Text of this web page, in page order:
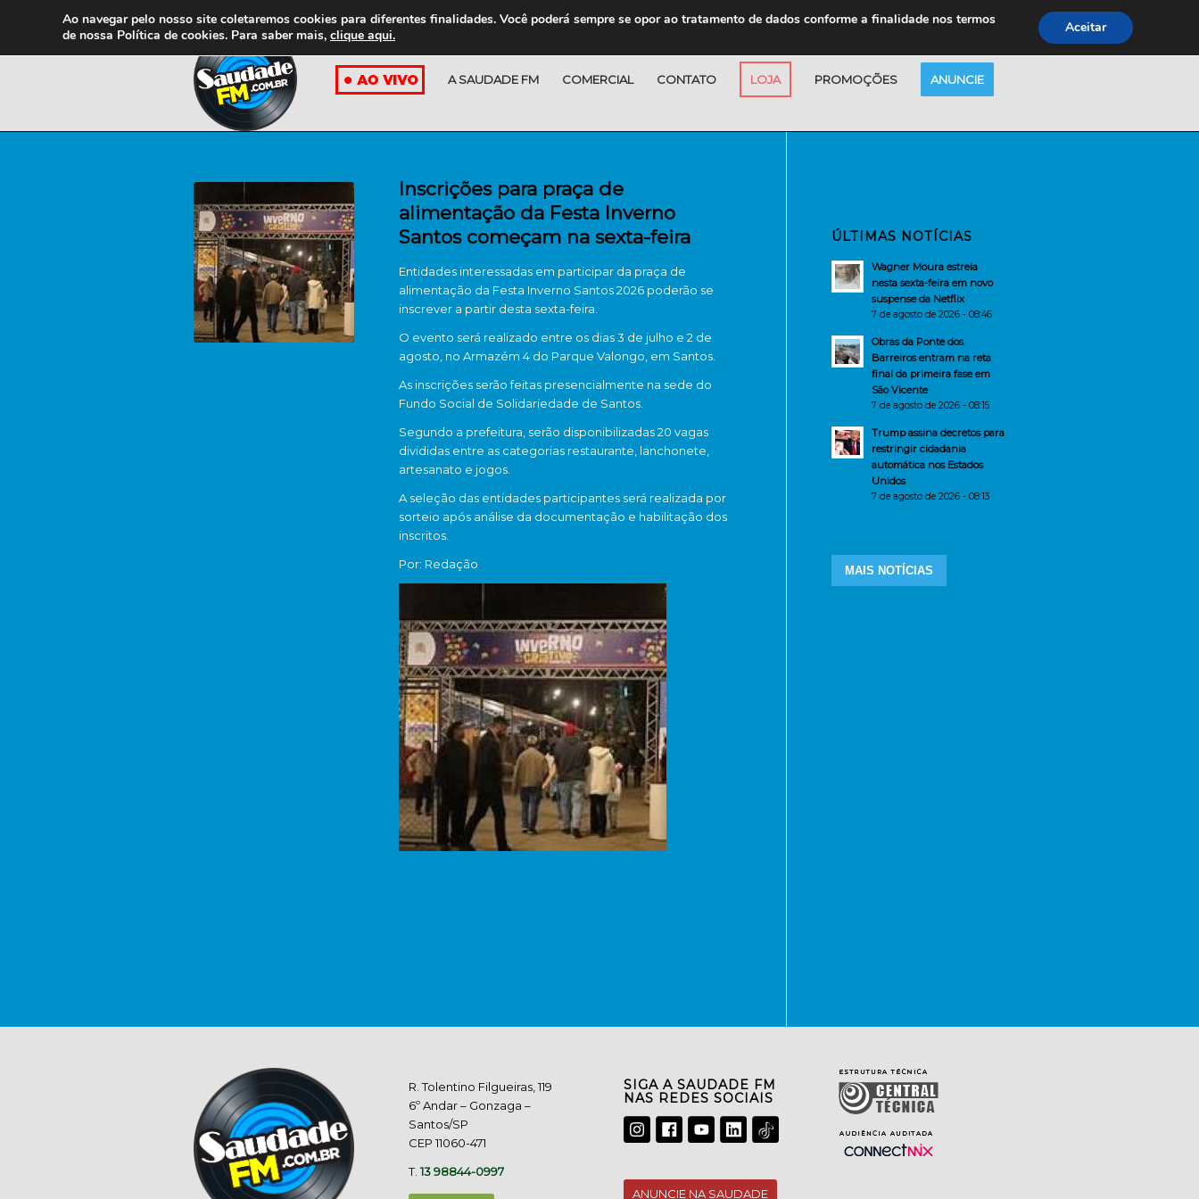
A SAUDADE FM COMERCIAL CONTATO LOJA PROMOÇÕES ANUNCIE
Inscrições para praça de
alimentação da Festa Inverno
Santos começam na sexta-feira
Entidades interessadas em participar da praça de
alimentação da Festa Inverno Santos 2026 poderão se
inscrever a partir desta sexta-feira.
O evento será realizado entre os dias 3 de julho e 2 de
agosto, no Armazém 4 do Parque Valongo, em Santos
As inscrições serão feitas presencialmente na sede do
Fundo Social de Solidariedade de Santos
Segundo a prefeitura, serão disponibilizadas 20 vagas
divididas entre as categorias restaurante, lanchonete,
artesanato e jogos.
A seleção das entidades participantes será realizada por
sorteio após análise da documentação e habilitação dos
inscritos.
Por: Redação
ÚLTIMAS NOTÍCIAS
Wagner Moura estreia
nesta sexta-feira em novo
suspense da Netflix
7 de agosto de 2026 - 08:46
Obras da Ponte dos
Barreiros entram na reta
final da primeira fase em
São Vicente
7 de agosto de 2026 - 08:15
Trump assina decretos para
restringir cidadania
automática nos Estados
Unidos
7 de agosto de 2026 - 08:13
MAIS NOTÍCIAS
R. Tolentino Filgueiras, 119
6º Andar – Gonzaga –
Santos/SP
CEP 11060-471
T.13 98844-0997
SIGA A SAUDADE FM
NAS REDES SOCIAIS
ANUNCIE NA SAUDADE
Ao navegar pelo nosso site coletaremos cookies para diferentes finalidades. Você poderá sempre se opor ao tratamento de dados conforme a finalidade nos termos
de nossa Política de cookies. Para saber mais, clique aqui. Aceitar